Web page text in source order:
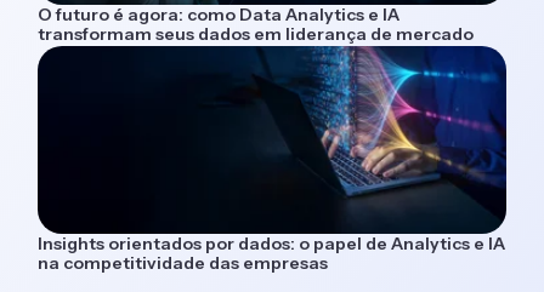
O futuro é agora: como Data Analytics e IA
transformam seus dados em liderança de mercado
Insights orientados por dados: o papel de Analytics e IA
na competitividade das empresas